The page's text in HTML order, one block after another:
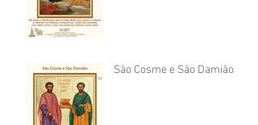
São Cosme e São Damião